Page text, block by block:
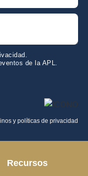
de la APL.
y políticas de privacidad
Recursos